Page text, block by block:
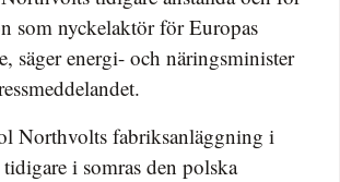
som nyckelaktör för Europas
säger energi- och näringsminister
Northvolts fabriksanläggning i
i somras den polska